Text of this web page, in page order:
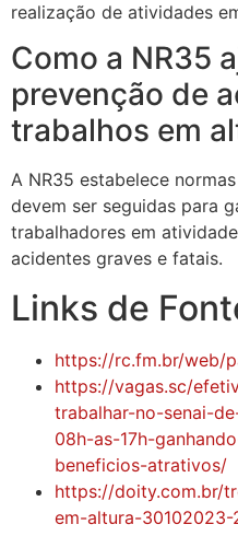
realização de atividades
Como a NR35
prevenção de
trabalhos em
A NR35 estabelece
devem ser seguidas para
trabalhadores em
acidentes graves e fatais.
Links de
https://rc.fm.br/web/
https://vagas.sc/
trabalhar-no-senai-
08h-as-17h-
beneficios-atrativos/
https://doity.com.br/
em-altura-